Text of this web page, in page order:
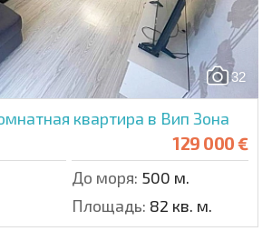
32
квартира в Вип Зона
129 000 €
До моря: 500 м.
Площадь: 82 кв. м.